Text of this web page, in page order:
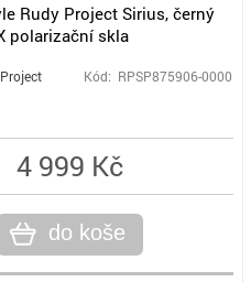
Rudy Project Sirius, černý
polarizační skla
Kód: RPSP875906-0000
4 999 Kč
do koše